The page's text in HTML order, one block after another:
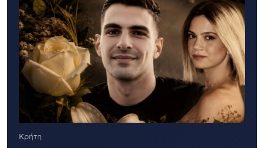
Κρήτη